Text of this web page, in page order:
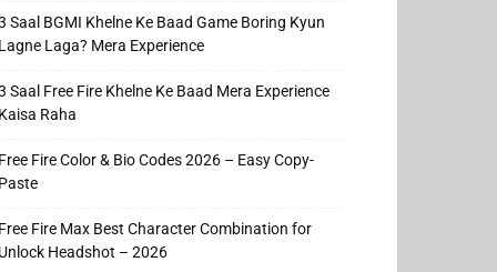
Saal BGMI Khelne Ke Baad Game Boring Kyun
Laga? Mera Experience
Saal Free Fire Khelne Ke Baad Mera Experience
Raha
Fire Color & Bio Codes 2026 – Easy Copy-
Fire Max Best Character Combination for
Headshot – 2026